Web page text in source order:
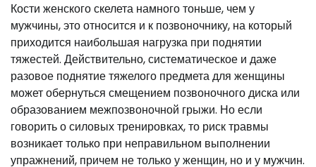
Кости женского скелета намного тоньше, чем у
мужчины, это относится и к позвоночнику, на который
приходится наибольшая нагрузка при поднятии
тяжестей. Действительно, систематическое и даже
разовое поднятие тяжелого предмета для женщины
может обернуться смещением позвоночного диска или
образованием межпозвоночной грыжи. Но если
говорить о силовых тренировках, то риск травмы
возникает только при неправильном выполнении
упражнений, причем не только у женщин, но и у мужчин.